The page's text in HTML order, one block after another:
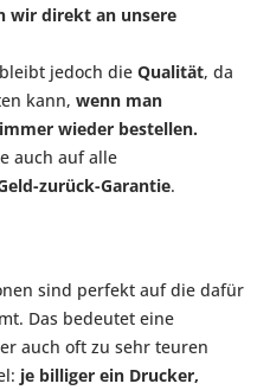
wir direkt an unsere
jedoch die Qualität, da
kann, wenn man
wieder bestellen.
auch auf alle
zurück-Garantie.
sind perfekt auf die dafür
Das bedeutet eine
auch oft zu sehr teuren
je billiger ein Drucker,